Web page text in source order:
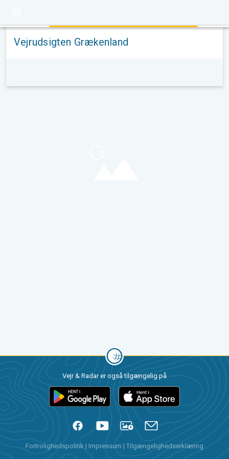
Vejrudsigten Grækenland
Vejr & Radar er også tilgængelig på
Fortrolighedspolitik | Impressum | Tilgængelighedserklæring